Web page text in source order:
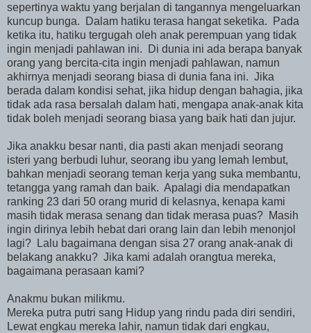
sepertinya waktu yang berjalan di tangannya mengeluarkan
kuncup bunga. Dalam hatiku terasa hangat seketika. Pada
ketika itu, hatiku tergugah oleh anak perempuan yang tidak
ingin menjadi pahlawan ini. Di dunia ini ada berapa banyak
orang yang bercita-cita ingin menjadi pahlawan, namun
akhirnya menjadi seorang biasa di dunia fana ini. Jika
berada dalam kondisi sehat, jika hidup dengan bahagia, jika
tidak ada rasa bersalah dalam hati, mengapa anak-anak kita
tidak boleh menjadi seorang biasa yang baik hati dan jujur.
Jika anakku besar nanti, dia pasti akan menjadi seorang
isteri yang berbudi luhur, seorang ibu yang lemah lembut,
bahkan menjadi seorang teman kerja yang suka membantu,
tetangga yang ramah dan baik. Apalagi dia mendapatkan
ranking 23 dari 50 orang murid di kelasnya, kenapa kami
masih tidak merasa senang dan tidak merasa puas? Masih
ingin dirinya lebih hebat dari orang lain dan lebih menonjol
lagi? Lalu bagaimana dengan sisa 27 orang anak-anak di
belakang anakku? Jika kami adalah orangtua mereka,
bagaimana perasaan kami?
Anakmu bukan milikmu.
Mereka putra putri sang Hidup yang rindu pada diri sendiri,
Lewat engkau mereka lahir, namun tidak dari engkau,